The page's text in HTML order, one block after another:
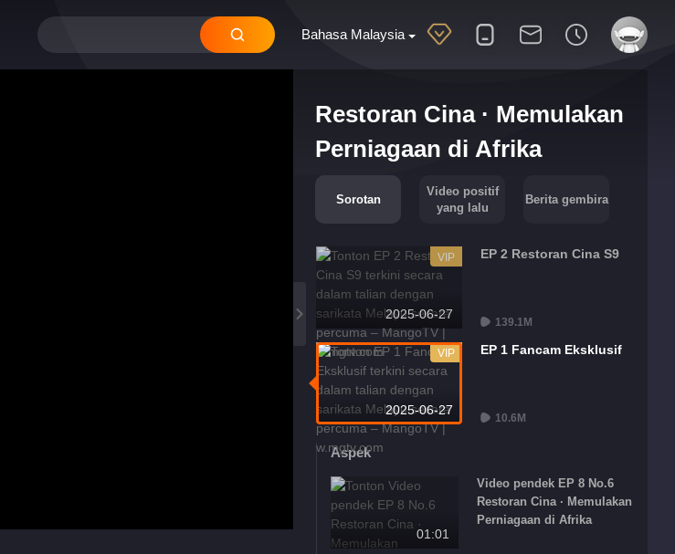
Bahasa Malaysia
Restoran Cina · Memulakan
Perniagaan di Afrika
Sorotan
Video positif
yang lalu
Berita gembira
2025-06-27
VIP EP 2 Restoran Cina S9
139.1M
2025-06-27
VIP EP 1 Fancam Eksklusif
10.6M
Aspek
01:01
Video pendek EP 8 No.6
Restoran Cina · Memulakan
Perniagaan di Afrika